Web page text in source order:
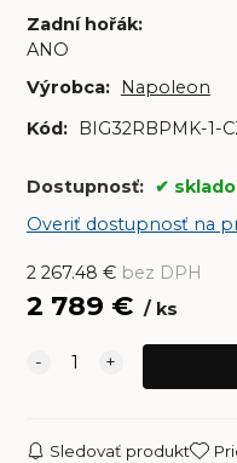
Zadní hořák:
ANO
Výrobca: Napoleon
Kód: BIG32RBPMK-1-
Dostupnosť:
Overiť dostupnosť na
2 267.48 € bez DPH
2 789 € ks
Sledovať produkt